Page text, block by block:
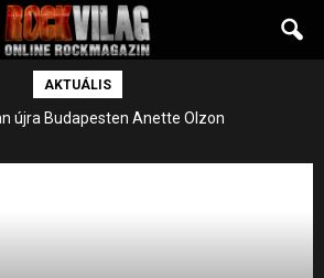
AKTUÁLIS
Budapesten Anette Olzon
minden hangja le lett játszva *Yngwie